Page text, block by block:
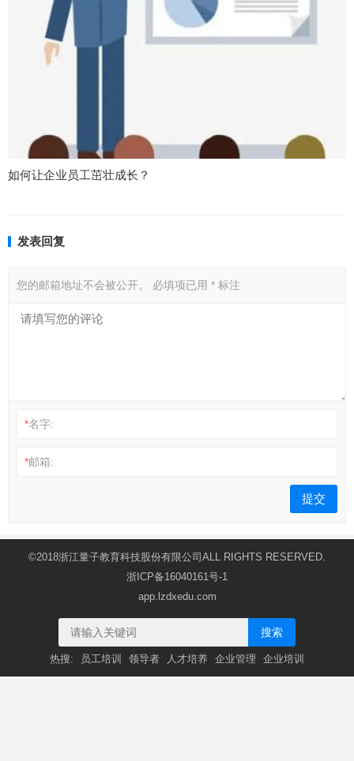
如何让企业员工茁壮成长？
发表回复
您的邮箱地址不会被公开。 必填项已用 * 标注
*名字:
*邮箱:
©2018浙江量子教育科技股份有限公司ALL RIGHTS RESERVED.
浙ICP备16040161号-1
app.lzdxedu.com
搜索
热搜: 员工培训 领导者 人才培养 企业管理 企业培训